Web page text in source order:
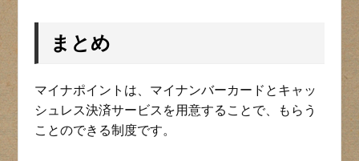
まとめ
マイナポイントは、マイナンバーカードとキャッ
シュレス決済サービスを用意することで、もらう
ことのできる制度です。